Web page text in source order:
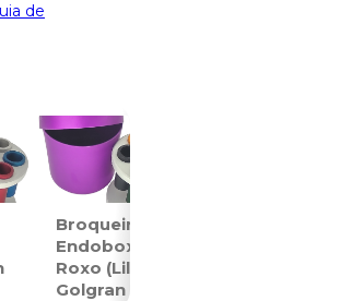
de
Broqueiro
Endobox
Roxo (Lilás)
Golgran